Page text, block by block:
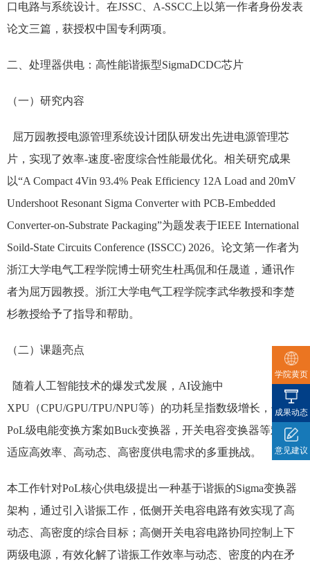
口电路与系统设计。在JSSC、A-SSCC上以第一作者身份发表
论文三篇，获授权中国专利两项。
二、处理器供电：高性能谐振型SigmaDCDC芯片
（一）研究内容
屈万园教授电源管理系统设计团队研发出先进电源管理芯
片，实现了效率-速度-密度综合性能最优化。相关研究成果
以“A Compact 4Vin 93.4% Peak Efficiency 12A Load and 20mV
Undershoot Resonant Sigma Converter with PCB-Embedded
Converter-on-Substrate Packaging”为题发表于IEEE International
Soild-State Circuits Conference (ISSCC) 2026。论文第一作者为
浙江大学电气工程学院博士研究生杜禹侃和任晟道，通讯作
者为屈万园教授。浙江大学电气工程学院李武华教授和李楚
杉教授给予了指导和帮助。
（二）课题亮点
随着人工智能技术的爆发式发展，AI设施中
XPU（CPU/GPU/TPU/NPU等）的功耗呈指数级增长，传统
PoL级电能变换方案如Buck变换器，开关电容变换器等难以
适应高效率、高动态、高密度供电需求的多重挑战。
本工作针对PoL核心供电级提出一种基于谐振的Sigma变换器
架构，通过引入谐振工作，低侧开关电容电路有效实现了高
动态、高密度的综合目标；高侧开关电容电路协同控制上下
两级电源，有效化解了谐振工作效率与动态、密度的内在矛
学院黄页
成果动态
意见建议